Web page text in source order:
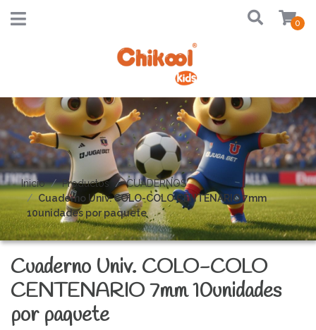
0
Inicio Productos
CUADERNOS
Cuaderno Univ. COLO-COLO CENTENARIO 7mm
10unidades por paquete
Cuaderno Univ. COLO-COLO
CENTENARIO 7mm 10unidades
por paquete